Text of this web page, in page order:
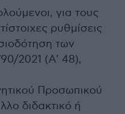
για τους
ρυθμίσεις
των
2021 (Α’ 48),
Προσωπικού
διδακτικό ή